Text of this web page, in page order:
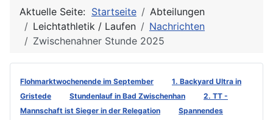
Aktuelle Seite: Startseite
Abteilungen
Leichtathletik / Laufen
Nachrichten
Zwischenahner Stunde 2025
Flohmarktwochenende im September
1. Backyard Ultra in
Gristede
Stundenlauf in Bad Zwischenhan
2. TT -
Mannschaft ist Sieger in der Relegation
Spannendes